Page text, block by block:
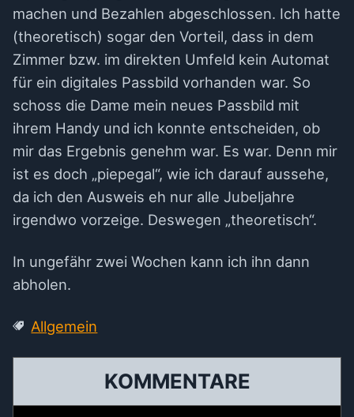
machen und Bezahlen abgeschlossen. Ich hatte
(theoretisch) sogar den Vorteil, dass in dem
Zimmer bzw. im direkten Umfeld kein Automat
für ein digitales Passbild vorhanden war. So
schoss die Dame mein neues Passbild mit
ihrem Handy und ich konnte entscheiden, ob
mir das Ergebnis genehm war. Es war. Denn mir
ist es doch „piepegal“, wie ich darauf aussehe,
da ich den Ausweis eh nur alle Jubeljahre
irgendwo vorzeige. Deswegen „theoretisch“.
In ungefähr zwei Wochen kann ich ihn dann
abholen.
Allgemein
KOMMENTARE